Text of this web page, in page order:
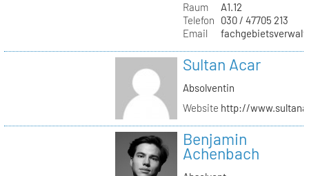
Raum
A1.12
Telefon
030 / 47705 213
Email
Sultan Acar
Absolventin
Website http://
Benjamin
Achenbach